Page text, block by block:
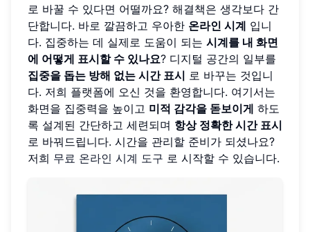
로 바꿀 수 있다면 어떨까요? 해결책은 생각보다 간
단합니다. 바로 깔끔하고 우아한 온라인 시계 입니
다. 집중하는 데 실제로 도움이 되는 시계를 내 화면
에 어떻게 표시할 수 있나요? 디지털 공간의 일부를
집중을 돕는 방해 없는 시간 표시 로 바꾸는 것입니
다. 저희 플랫폼에 오신 것을 환영합니다. 여기서는
화면을 집중력을 높이고 미적 감각을 돋보이게 하도
록 설계된 간단하고 세련되며 항상 정확한 시간 표시
로 바꿔드립니다. 시간을 관리할 준비가 되셨나요?
저희 무료 온라인 시계 도구 로 시작할 수 있습니다.